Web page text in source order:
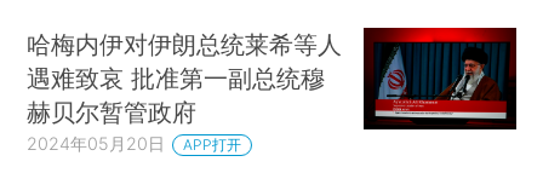
哈梅内伊对伊朗总统莱希等人
遇难致哀 批准第一副总统穆
赫贝尔暂管政府
2024年05月20日 APP打开